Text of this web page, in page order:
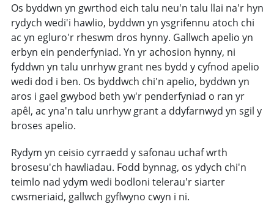
Os byddwn yn gwrthod eich talu neu'n talu llai na'r hyn
rydych wedi'i hawlio, byddwn yn ysgrifennu atoch chi
ac yn egluro'r rheswm dros hynny. Gallwch apelio yn
erbyn ein penderfyniad. Yn yr achosion hynny, ni
fyddwn yn talu unrhyw grant nes bydd y cyfnod apelio
wedi dod i ben. Os byddwch chi'n apelio, byddwn yn
aros i gael gwybod beth yw'r penderfyniad o ran yr
apêl, ac yna'n talu unrhyw grant a ddyfarnwyd yn sgil y
broses apelio.
Rydym yn ceisio cyrraedd y safonau uchaf wrth
brosesu'ch hawliadau. Fodd bynnag, os ydych chi'n
teimlo nad ydym wedi bodloni telerau'r siarter
cwsmeriaid, gallwch gyflwyno cwyn i ni.